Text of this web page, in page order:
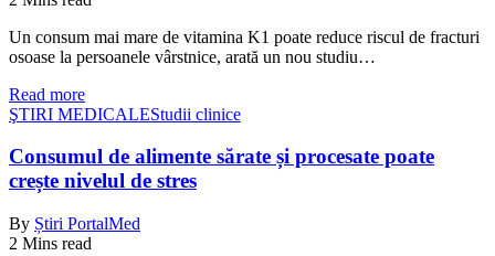
Un consum mai mare de vitamina K1 poate reduce riscul de fracturi
osoase la persoanele vârstnice, arată un nou studiu…
Read more
ŞTIRI MEDICALEStudii clinice
Consumul de alimente sărate și procesate poate
crește nivelul de stres
By Știri PortalMed
2 Mins read